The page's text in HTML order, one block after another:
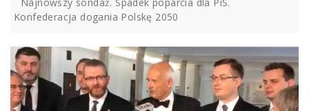
Konfederacja dogania Polskę 2050